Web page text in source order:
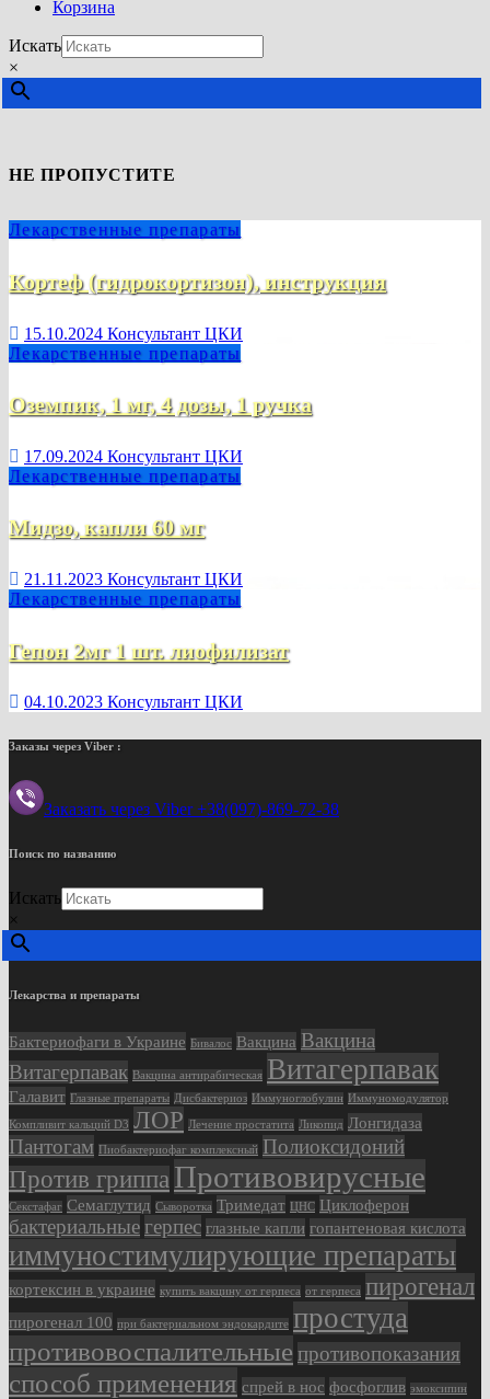
Корзина
Искать
×
НЕ ПРОПУСТИТЕ
Лекарственные препараты
Кортеф (гидрокортизон), инструкция
15.10.2024 Консультант ЦКИ
Лекарственные препараты
Оземпик, 1 мг, 4 дозы, 1 ручка
17.09.2024 Консультант ЦКИ
Лекарственные препараты
Мидзо, капли 60 мг
21.11.2023 Консультант ЦКИ
Лекарственные препараты
Гепон 2мг 1 шт. лиофилизат
04.10.2023 Консультант ЦКИ
Заказы через Viber :
Заказать через Viber +38(097)-869-72-38
Поиск по названию
Искать
×
Лекарства и препараты
Бактериофаги в Украине Бивалос Вакцина Вакцина
Витагерпавак Вакцина антирабическая Витагерпавак
Галавит Глазные препараты Дисбактериоз Иммуноглобулин Иммуномодулятор
Компливит кальций D3 ЛОР Лечение простатита Ликопид Лонгидаза
Пантогам Пиобактериофаг комплексный Полиоксидоний
Против гриппа Противовирусные
Секстафаг Семаглутид Сыворотка Тримедат ЦНС Циклоферон
бактериальныегерпес глазные капли гопантеновая кислота
иммуностимулирующие препараты
кортексин в украине купить вакцину от герпеса от герпеса пирогенал
пирогенал 100 при бактериальном эндокардите простуда
противовоспалительные противопоказания
способ применения спрей в нос фосфоглив эмоксипин